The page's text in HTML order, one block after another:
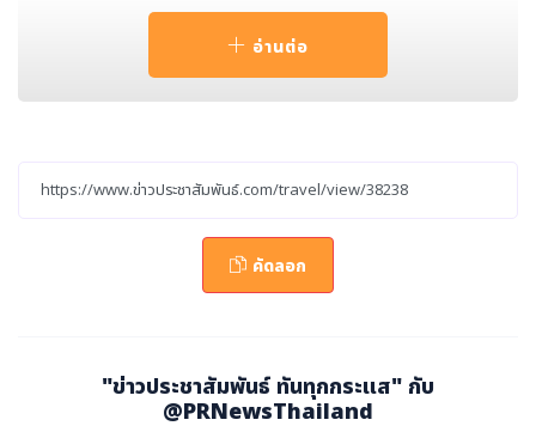
ในส่วนของเส้นทางที่ยังให้บริการแต่ปรับลดความถี่ลงถึง 31
เชียงใหม่ เชียงราย น่าน ขอนแก่น อุดรธา
นี นครพนม หาดใหญ่ ภูเก็ต และนราธิวาส
ว็บไซต์ www.thaismileair.com โดยผู้โดยสารที่ถือบัตรโด
นดังกล่าว สามารถ เปลี่ยนแปลงการเดินทางได้
ที่ศูนย์บริการลูกค้าไทยสมายล์ (Smile Service C
e Refund Center 02-117-8800 ให้บริการทุกวัน โดยนักบิ
นและลูกเรือ เวลา 08.30-17.00 น. หรือช่องทางLive Chat
อ่านต่อ
คัดลอก
"ข่าวประชาสัมพันธ์ ทันทุกกระแส" กับ
@PRNewsThailand